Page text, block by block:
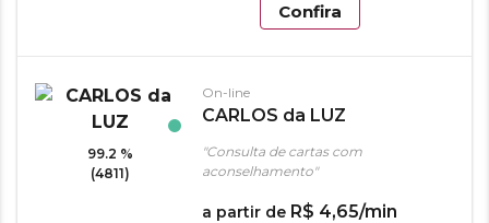
Confira
99.2 %
(4811)
On-line
CARLOS da LUZ
"Consulta de cartas com
aconselhamento"
a partir de R$ 4,65/min